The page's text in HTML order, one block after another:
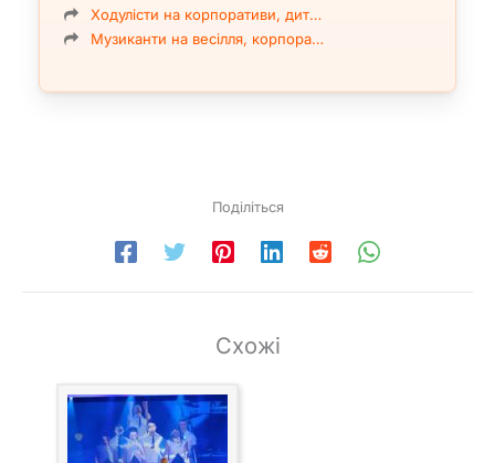
Ходулісти на корпоративи, дит…
Музиканти на весілля, корпора…
Поділіться
Схожі